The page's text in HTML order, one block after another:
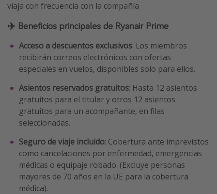
Eventos deportivos
viaja con frecuencia con la compañía
✈️ Beneficios principales de Ryanair Prime
Acceso a descuentos exclusivos: Los miembros
recibirán correos electrónicos con ofertas
especiales en vuelos, disponibles solo para ellos.
Asientos reservados gratuitos: Hasta 12 asientos
gratuitos para el titular y otros 12 asientos
gratuitos para un acompañante, en filas
seleccionadas.
Seguro de viaje incluido: Cobertura ante imprevistos
como cancelaciones por enfermedad, emergencias
médicas o equipaje robado. (Excluye personas
mayores de 70 años en la UE para la cobertura
médica).